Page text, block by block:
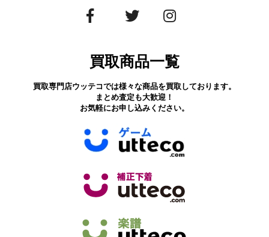
買取商品一覧
買取専門店ウッテコでは様々な商品を買取しております。
まとめ査定も大歓迎！
お気軽にお申し込みください。